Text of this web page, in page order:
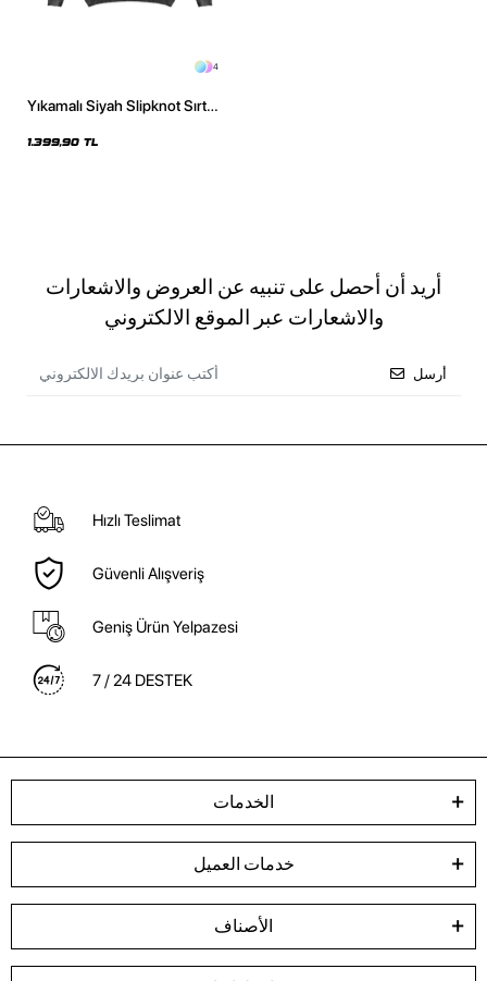
4
Yıkamalı Siyah Slipknot Sırt
1.399,90 TL
أريد أن أحصل على تنبيه عن العروض والاشعارات
والاشعارات عبر الموقع الالكتروني
أرسل
Hızlı Teslimat
Güvenli Alışveriş
Geniş Ürün Yelpazesi
7 / 24 DESTEK
الخدمات
خدمات العميل
الأصناف